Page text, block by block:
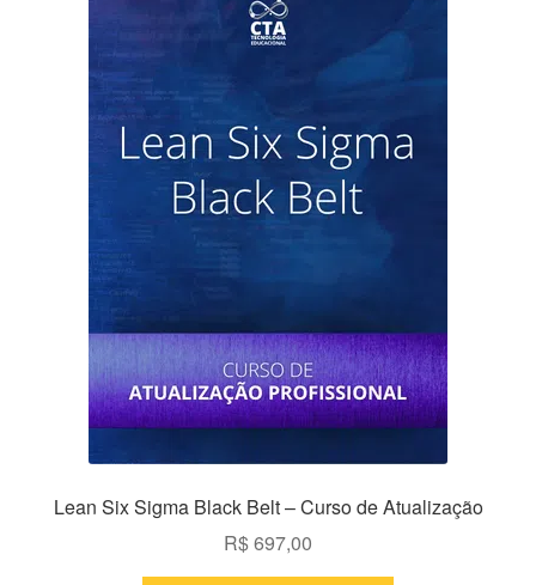
Lean Six Sigma Black Belt – Curso de Atualização
R$697,00